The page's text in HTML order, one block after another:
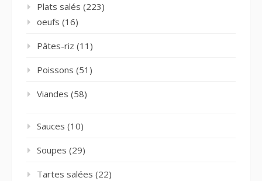
Plats salés (223)
oeufs (16)
Pâtes-riz (11)
Poissons (51)
Viandes (58)
Sauces (10)
Soupes (29)
Tartes salées (22)